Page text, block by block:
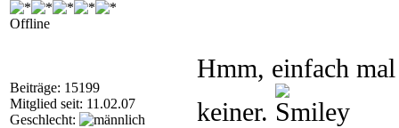
Offline
Beiträge: 15199
Mitglied seit: 11.02.07
Geschlecht:
Hmm, einfach
keiner.